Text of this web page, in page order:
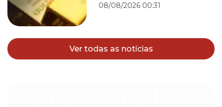
08/08/2026 00:31
Ver todas as notícias